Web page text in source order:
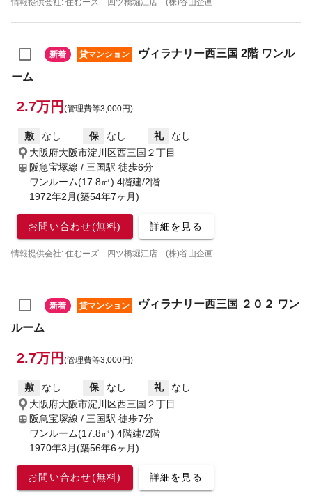
情報提供会社: 住むーズ 四ツ橋堀江店 (株)谷山企画
新着 貸マンション
ヴィラナリー西三国 2階 ワンル
ーム
2.7万円 (管理費等3,000円)
敷 なし 保 なし 礼
なし
大阪府大阪市淀川区西三国２丁目
阪急宝塚線 / 三国駅 徒歩6分
ワンルーム(17.8㎡) 4階建/2階
1972年2月(築54年7ヶ月)
お問い合わせ(無料) 詳細を見る
情報提供会社: 住むーズ 四ツ橋堀江店 (株)谷山企画
新着 貸マンション
ヴィラナリー西三国 ２０２ ワン
ルーム
2.7万円 (管理費等3,000円)
敷 なし 保 なし 礼
なし
大阪府大阪市淀川区西三国２丁目
阪急宝塚線 / 三国駅 徒歩7分
ワンルーム(17.8㎡) 4階建/2階
1970年3月(築56年6ヶ月)
お問い合わせ(無料) 詳細を見る